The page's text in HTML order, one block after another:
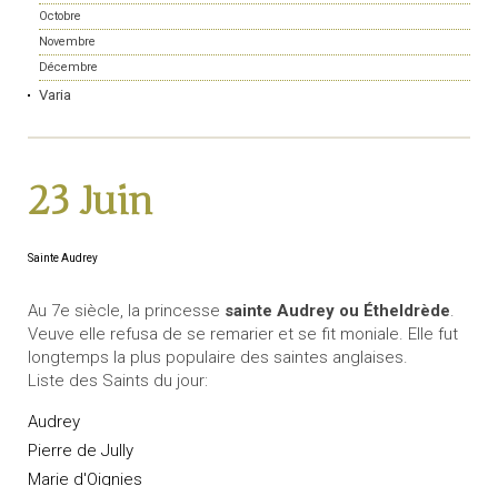
Octobre
Novembre
Décembre
Varia
23 Juin
Sainte Audrey
Au 7e siècle, la princesse sainte Audrey ou Étheldrède.
Veuve elle refusa de se remarier et se fit moniale. Elle fut
longtemps la plus populaire des saintes anglaises.
Liste des Saints du jour:
Audrey
Pierre de Jully
Marie d'Oignies